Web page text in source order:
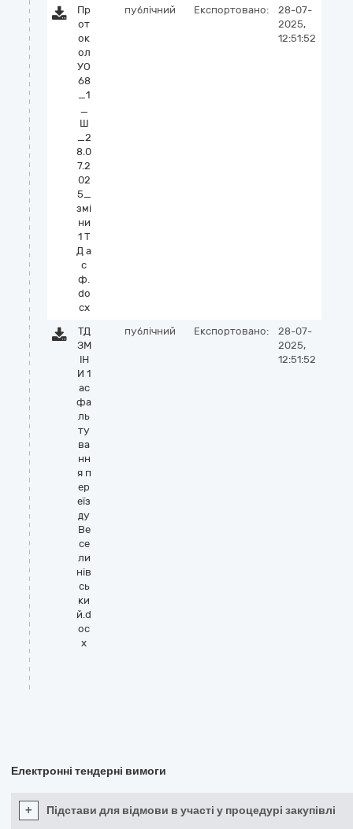
Пр
от
ок
ол
УО
68
_1
_
Ш
_2
8.0
7.2
02
5_
змі
ни
1 Т
Д а
с
ф.
do
cx
публічний Експортовано:
28-07-
2025,
12:51:52
ТД
ЗМ
ІН
И 1
ас
фа
ль
ту
ва
нн
я п
ер
еїз
ду
Ве
се
ли
нів
сь
ки
й.d
oc
x
публічний Експортовано:
28-07-
2025,
12:51:52
Електронні тендерні вимоги
+ Підстави для відмови в участі у процедурі закупівлі